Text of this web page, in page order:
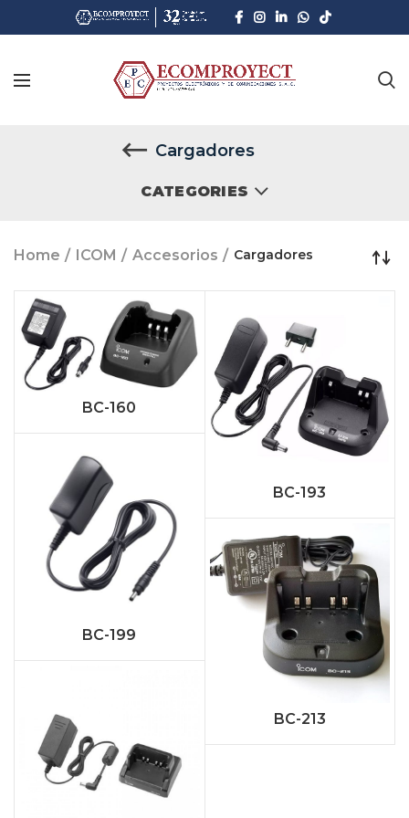
Cargadores
CATEGORIES
Home ICOM Accesorios Cargadores
BC-160
BC-193
BC-199
BC-213